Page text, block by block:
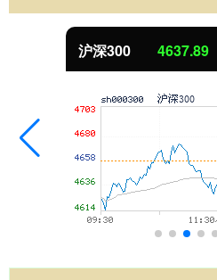
沪深300 4637.89